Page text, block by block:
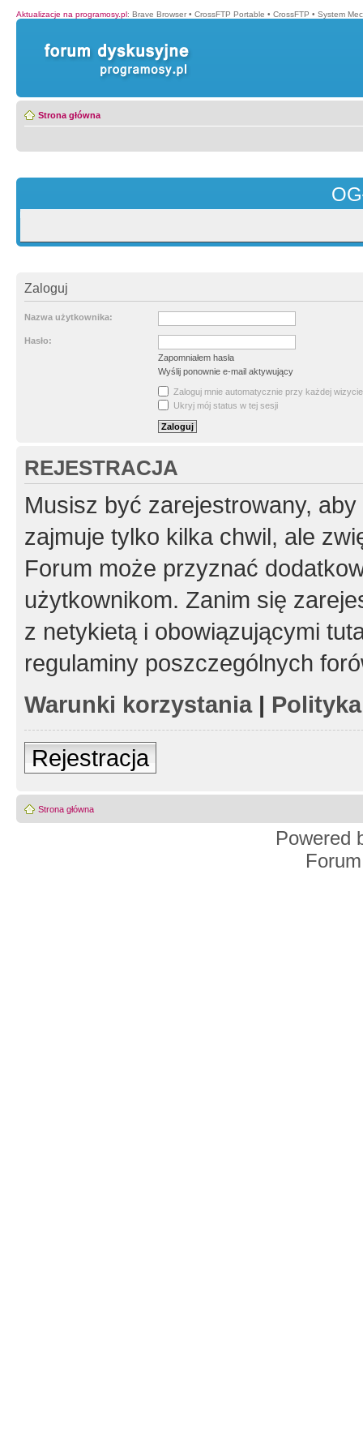
Aktualizacje na programosy.pl: Brave Browser • CrossFTP Portable • CrossFTP • System
Strona główna
Zaloguj
Nazwa użytkownika:
Hasło:
Zapomniałem hasła
Wyślij ponownie e-mail aktywujący
Zaloguj mnie automatycznie przy każdej wizycie
Ukryj mój status w tej sesji
REJESTRACJA
Musisz być zarejestrowany,
zajmuje tylko kilka chwil, ale
Forum może przyznać
użytkownikom. Zanim się
z netykietą i obowiązującymi
regulaminy poszczególnych
Warunki korzystania|
Rejestracja
Strona główna
Powered